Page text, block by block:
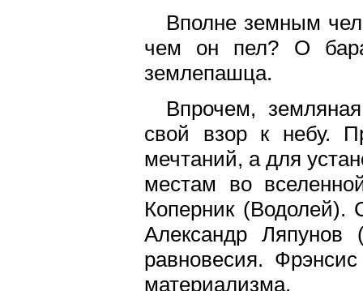
Вполне земным
чем он пел? О
землепашца.
Впрочем,
свой взор к небу.
мечтаний, а для
местам во
Коперник
Александр Ляпунов
равновесия.
материализма.